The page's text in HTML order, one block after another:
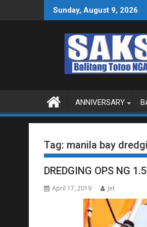
Sunday, August 9, 2026
SA WPS O MAGBITIW
SA KONGRESO NA SUSPENDIHIN
ANNIVERSARY
Tag: manila bay
DREDGING OPS NG
April 17, 2019 Jet